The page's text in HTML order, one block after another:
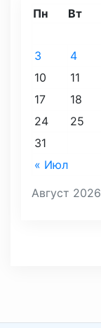
Август 2026
Пн Вт
« Июл
3
4
10
11
17
18
24
25
31